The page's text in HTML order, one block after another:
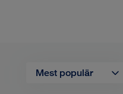
Mest populär